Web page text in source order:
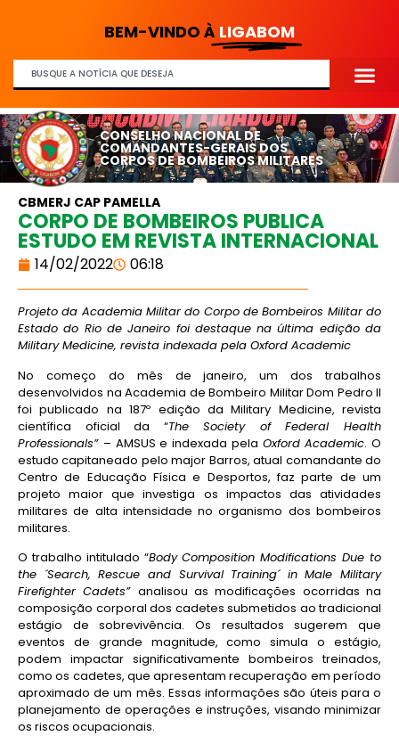
BEM-VINDO À LIGABOM
CONSELHO NACIONAL DE
COMANDANTES-GERAIS DOS
CORPOS DE BOMBEIROS MILITARES
CBMERJ CAP PAMELLA
CORPO DE BOMBEIROS PUBLICA
ESTUDO EM REVISTA INTERNACIONAL
14/02/2022 06:18
Projeto da Academia Militar do Corpo de Bombeiros Militar do
Estado do Rio de Janeiro foi destaque na última edição da
Military Medicine, revista indexada pela Oxford Academic
No começo do mês de janeiro, um dos trabalhos
desenvolvidos na Academia de Bombeiro Militar Dom Pedro II
foi publicado na 187º edição da Military Medicine, revista
científica oficial da “The Society of Federal Health
Professionals” – AMSUS e indexada pela Oxford Academic. O
estudo capitaneado pelo major Barros, atual comandante do
Centro de Educação Física e Desportos, faz parte de um
projeto maior que investiga os impactos das atividades
militares de alta intensidade no organismo dos bombeiros
militares.
O trabalho intitulado “Body Composition Modifications Due to
the ´Search, Rescue and Survival Training´ in Male Military
Firefighter Cadets” analisou as modificações ocorridas na
composição corporal dos cadetes submetidos ao tradicional
estágio de sobrevivência. Os resultados sugerem que
eventos de grande magnitude, como simula o estágio,
podem impactar significativamente bombeiros treinados,
como os cadetes, que apresentam recuperação em período
aproximado de um mês. Essas informações são úteis para o
planejamento de operações e instruções, visando minimizar
os riscos ocupacionais.